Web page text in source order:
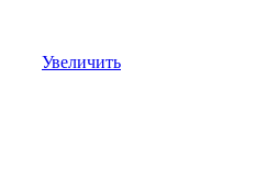
Увеличить